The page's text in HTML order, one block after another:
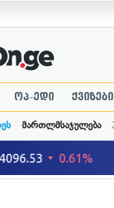
ოპ-ედი ქვიზები
მართლმსაჯულება